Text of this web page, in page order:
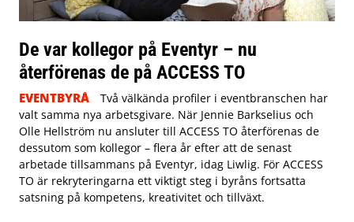
De var kollegor på Eventyr – nu
återförenas de på ACCESS TO
EVENTBYRÅ
Två välkända profiler i eventbranschen har
valt samma nya arbetsgivare. När Jennie Barkselius och
Olle Hellström nu ansluter till ACCESS TO återförenas de
dessutom som kollegor – flera år efter att de senast
arbetade tillsammans på Eventyr, idag Liwlig. För ACCESS
TO är rekryteringarna ett viktigt steg i byråns fortsatta
satsning på kompetens, kreativitet och tillväxt.